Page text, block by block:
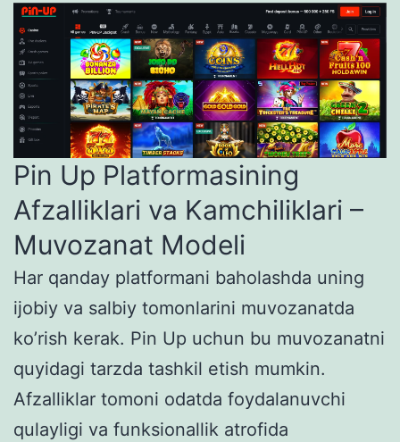
Pin Up Platformasining
Afzalliklari va Kamchiliklari –
Muvozanat Modeli
Har qanday platformani baholashda uning
ijobiy va salbiy tomonlarini muvozanatda
ko’rish kerak. Pin Up uchun bu muvozanatni
quyidagi tarzda tashkil etish mumkin.
Afzalliklar tomoni odatda foydalanuvchi
qulayligi va funksionallik atrofida